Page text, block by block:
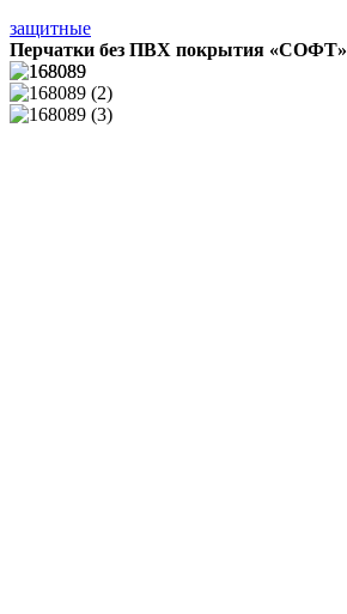
защитные
Перчатки без ПВХ покрытия «СОФТ»